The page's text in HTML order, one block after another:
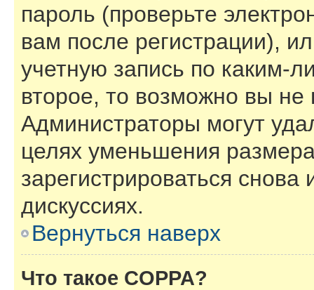
пароль (проверьте
вам после регистрации),
учетную запись по каким-
второе, то возможно вы
Администраторы могут
целях уменьшения
зарегистрироваться снова
дискуссиях.
Вернуться наверх
Что такое COPPA?